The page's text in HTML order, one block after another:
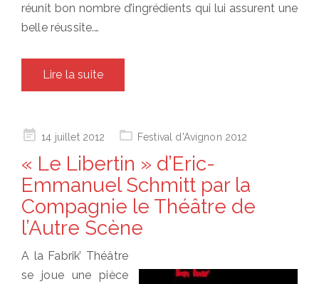
réunit bon nombre d’ingrédients qui lui assurent une
belle réussite.…
Lire la suite
Posted14 juillet 2012 Festival d'Avignon 2012
« Le Libertin » d’Eric-
Emmanuel Schmitt par la
Compagnie le Théâtre de
l’Autre Scène
A la Fabrik’ Théâtre
se joue une pièce